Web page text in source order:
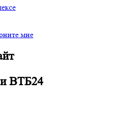
мне
и ВТБ24